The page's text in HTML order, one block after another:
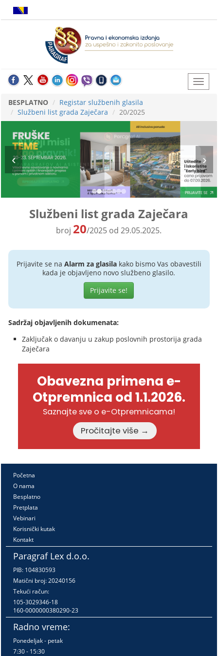
BESPLATNO
Registar službenih glasila
Službeni list grada Zaječara
20/2025
Službeni list grada Zaječara
broj 20/2025 od 29.05.2025.
Prijavite se na Alarm za glasilakako bismo Vas obavestili
kada je objavljeno novo službeno glasilo.
Prijavite se!
Sadržaj objavljenih dokumenata:
Zaključak o davanju u zakup poslovnih prostorija grada
Zaječara
Obavezna primena e-
Otpremnica od 1.1.2026.
Saznajte sve o e-Otpremnicama!
Pročitajte više →
Početna
O nama
Besplatno
Pretplata
Vebinari
Korisnički kutak
Kontakt
Paragraf Lex d.o.o.
PIB: 104830593
Matični broj: 20240156
Tekući račun:
105-3029346-18
160-0000000380290-23
Radno vreme:
Ponedeljak - petak
7:30 - 15:30